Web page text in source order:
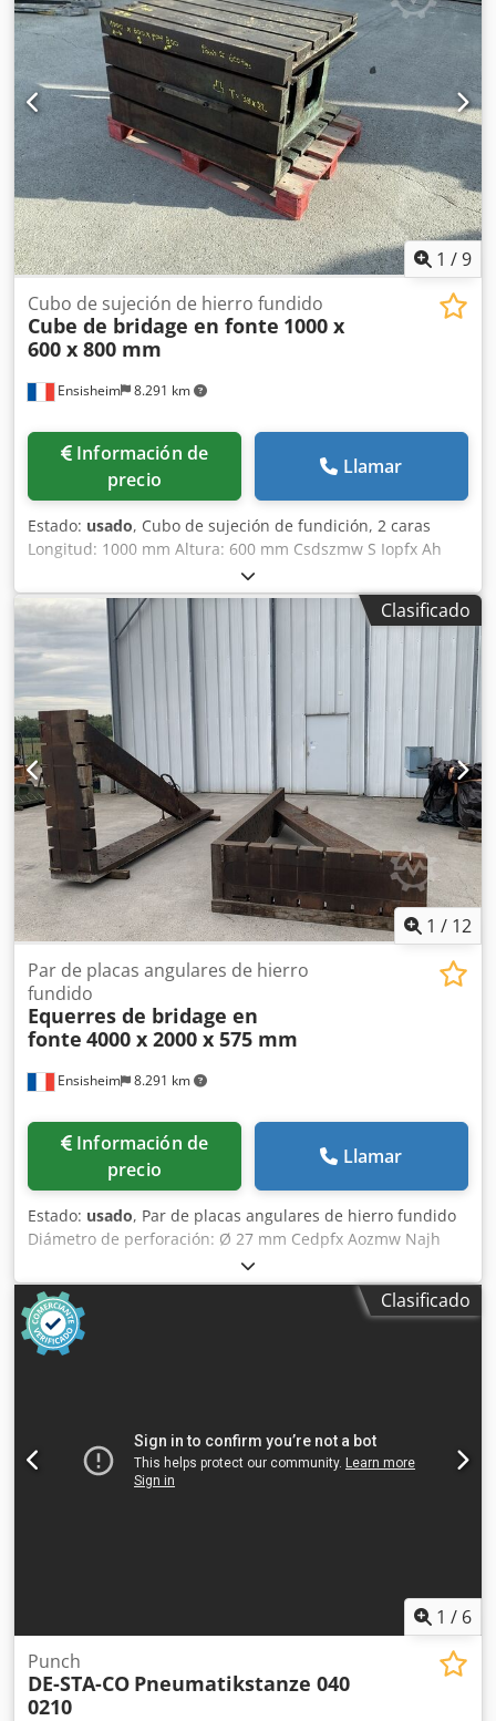
1 /9
Ensisheim 8.291 km
Cubo de sujeción de hierro fundido
Cube de bridage en fonte 1000 x
600 x 800 mm
Información de
precio
Llamar
Estado: usado, Cubo de sujeción de fundición, 2 caras
Longitud: 1000 mm Altura: 600 mm Csdszmw S Iopfx Ah
Rjrf Profundidad: 800 mm Dimensiones de ranuras en T:
38 x 22 mm Peso: aprox. 600 kg
Clasificado
1 / 12
Ensisheim 8.291 km
Par de placas angulares de hierro
fundido
Equerres de bridage en
fonte 4000 x 2000 x 575 mm
Información de
precio
Llamar
Estado: usado, Par de placas angulares de hierro fundido
Diámetro de perforación: Ø 27 mm Cedpfx Aozmw Najh
Rorf Ancho: 575 mm Profundidad: 2000 mm Altura total:
4000 mm Peso unitario: aprox. 6 toneladas
Clasificado
1 / 6
Punch
DE-STA-CO Pneumatikstanze 040
0210